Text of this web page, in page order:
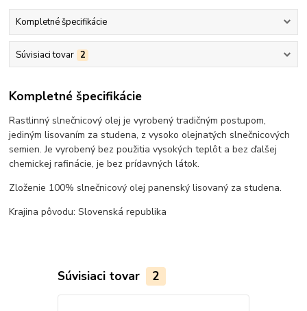
Kompletné špecifikácie
Súvisiaci tovar 2
Kompletné špecifikácie
Rastlinný slnečnicový olej je vyrobený tradičným postupom,
jediným lisovaním za studena, z vysoko olejnatých slnečnicových
semien. Je vyrobený bez použitia vysokých teplôt a bez ďalšej
chemickej rafinácie, je bez prídavných látok.
Zloženie 100% slnečnicový olej panenský lisovaný za studena.
Krajina pôvodu: Slovenská republika
Súvisiaci tovar 2